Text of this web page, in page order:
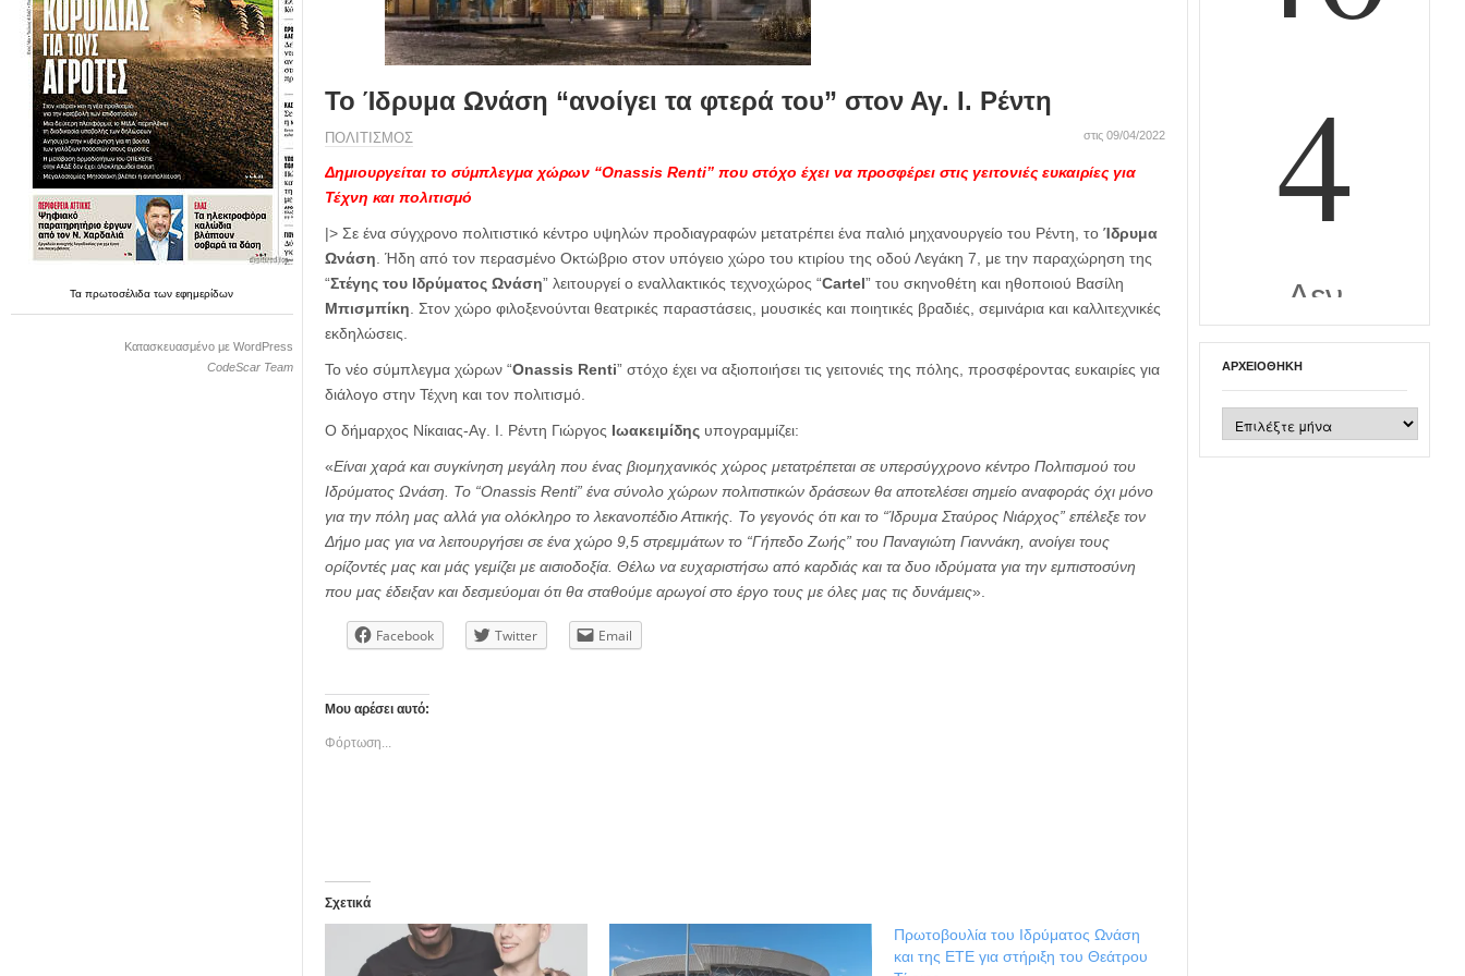
Ταπρωτοσέλιδατωνεφημερίδων
Κατασκευασμένο με WordPress
CodeScar Team
Το Ίδρυμα Ωνάση “ανοίγει τα φτερά του” στον Αγ. Ι. Ρέντη
ΠΟΛΙΤΙΣΜΟΣ στις 09/04/2022
Δημιουργείται το σύμπλεγμα χώρων “Onassis Renti” που στόχο έχει να προσφέρει στις γειτονιές ευκαιρίες για
Τέχνη και πολιτισμό
|> Σε ένα σύγχρονο πολιτιστικό κέντρο υψηλών προδιαγραφών μετατρέπει ένα παλιό μηχανουργείο του Ρέντη, το Ίδρυμα
Ωνάση . Ήδη από τον περασμένο Οκτώβριο στον υπόγειο χώρο του κτιρίου της οδού Λεγάκη 7, με την παραχώρηση της
“Στέγης του Ιδρύματος Ωνάση” λειτουργεί ο εναλλακτικός τεχνοχώρος “Cartel” του σκηνοθέτη και ηθοποιού Βασίλη
Μπισμπίκη . Στον χώρο φιλοξενούνται θεατρικές παραστάσεις, μουσικές και ποιητικές βραδιές, σεμινάρια και καλλιτεχνικές
εκδηλώσεις.
Το νέο σύμπλεγμα χώρων “Onassis Renti” στόχο έχει να αξιοποιήσει τις γειτονιές της πόλης, προσφέροντας ευκαιρίες για
διάλογο στην Τέχνη και τον πολιτισμό.
Ο δήμαρχος Νίκαιας-Αγ. Ι. Ρέντη Γιώργος Ιωακειμίδης υπογραμμίζει:
«Είναι χαρά και συγκίνηση μεγάλη που ένας βιομηχανικός χώρος μετατρέπεται σε υπερσύγχρονο κέντρο Πολιτισμού του
Ιδρύματος Ωνάση. Το “Onassis Renti” ένα σύνολο χώρων πολιτιστικών δράσεων θα αποτελέσει σημείο αναφοράς όχι μόνο
για την πόλη μας αλλά για ολόκληρο το λεκανοπέδιο Αττικής. Το γεγονός ότι και το “Ίδρυμα Σταύρος Νιάρχος” επέλεξε τον
Δήμο μας για να λειτουργήσει σε ένα χώρο 9,5 στρεμμάτων το “Γήπεδο Ζωής” του Παναγιώτη Γιαννάκη, ανοίγει τους
ορίζοντές μας και μάς γεμίζει με αισιοδοξία. Θέλω να ευχαριστήσω από καρδιάς και τα δυο ιδρύματα για την εμπιστοσύνη
που μας έδειξαν και δεσμεύομαι ότι θα σταθούμε αρωγοί στο έργο τους με όλες μας τις δυνάμεις».
Facebook Twitter Email
Μου αρέσει αυτό:
Φόρτωση...
Σχετικά
Πρωτοβουλία του Ιδρύματος Ωνάση
και της ΕΤΕ για στήριξη του Θεάτρου
ΑΡΧΕΙΟΘΉΚΗ